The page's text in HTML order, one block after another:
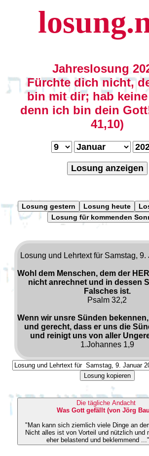
Jahreslosung
Fürchte dich nicht,
bin mit dir; hab
denn ich bin dein
41,10)
Losung anzeigen
Losung gestern Losung heute
Losung für kommenden
Losung und Lehrtext für Samstag, 9.
Wohl dem Menschen, dem der
nicht anrechnet und in dessen
Falsches ist.
Psalm 32,2
Wenn wir unsre Sünden
und gerecht, dass er uns die
und reinigt uns von aller
1.Johannes 1,9
Losung kopieren
Die tägliche Andacht
Was Gott gefällt (von Jörg
"Man kann sich ziemlich viele Dinge an
Nicht alles ist von Vorteil und nützlich und
eher belastend und beklemmend